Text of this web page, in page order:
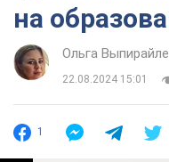
на
Ольга
22.08.2024 15:01
1